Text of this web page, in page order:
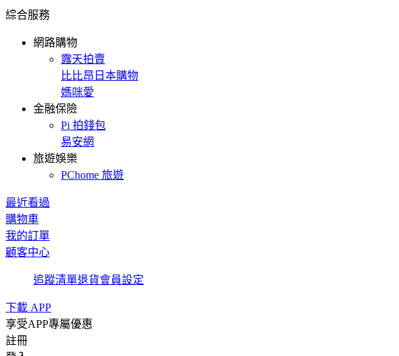
綜合服務
網路購物
露天拍賣
比比昂日本購物
媽咪愛
金融保險
Pi 拍錢包
易安網
旅遊娛樂
PChome 旅遊
最近看過
購物車
我的訂單
顧客中心
追蹤清單退貨會員設定
下載 APP
享受APP專屬優惠
註冊